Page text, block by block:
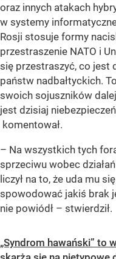
oraz innych atakach
w systemy
Rosji stosuje formy
przestraszenie NATO i
się przestraszyć, co jest
państw nadbałtyckich.
swoich sojuszników
jest dzisiaj
komentował.
– Na wszystkich tych
sprzeciwu wobec
liczył na to, że uda mu
spowodować jakiś brak
nie powiódł – stwierdził.
„Syndrom hawański” to